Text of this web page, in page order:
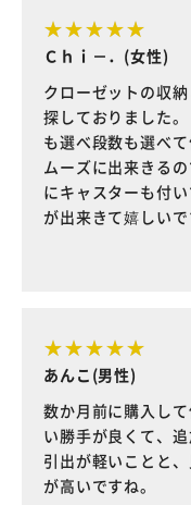
Ｃｈｉ－．(女性)
クローゼットの収
探しておりました
も選べ段数も選べ
ムーズに出来きる
にキャスターも付
が出来きて嬉しいで
あんこ(男性)
数か月前に購入し
い勝手が良くて、
引出が軽いことと
が高いですね。